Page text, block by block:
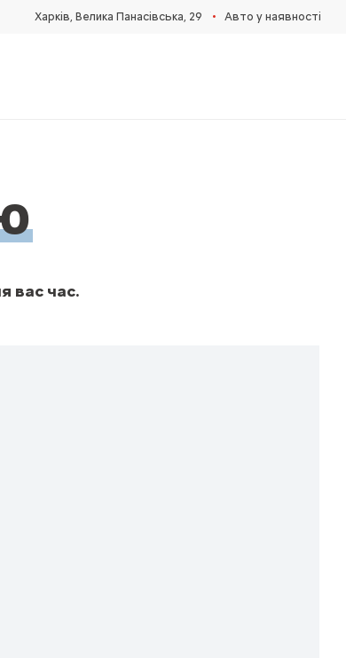
Харків, Велика Панасівська, 29 • Авто у наявності
вас час.